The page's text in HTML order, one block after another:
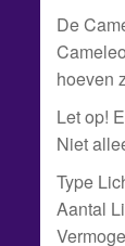
De
hoeven
Let op!
Niet
Type
Aantal